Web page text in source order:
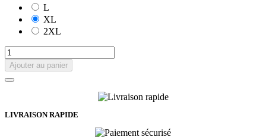
L
XL
2XL
Ajouter au panier
LIVRAISON RAPIDE